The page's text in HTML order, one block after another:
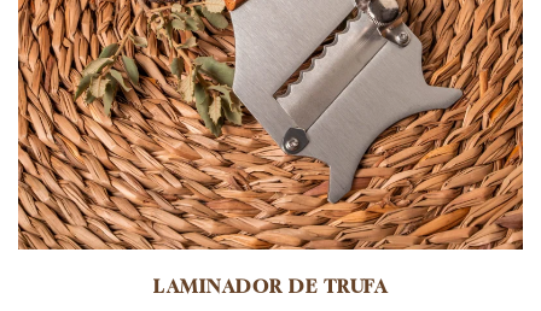
LAMINADOR DE TRUFA